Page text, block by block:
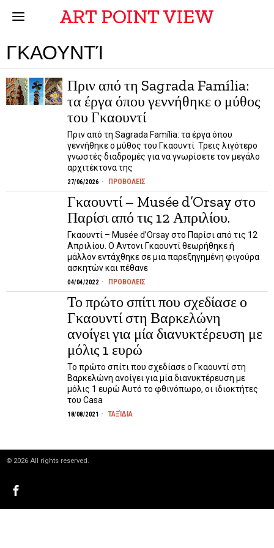
ART POINT VIEW
ΓΚΑΟΥΝΤΊ
Πριν από τη Sagrada Família:
τα έργα όπου γεννήθηκε ο μύθος
του Γκαουντί
Πριν από τη Sagrada Família: τα έργα όπου
γεννήθηκε ο μύθος του Γκαουντί Τρεις λιγότερο
γνωστές διαδρομές για να γνωρίσετε τον μεγάλο
αρχιτέκτονα της
27/06/2026 ΠΡΟΒΟΛΕΙΣ
Γκαουντί – Musée d’Orsay στο
Παρίσι από τις 12 Απριλίου.
Γκαουντί – Musée d’Orsay στο Παρίσι από τις 12
Απριλίου. Ο Αντονι Γκαουντί θεωρήθηκε ή
μάλλον εντάχθηκε σε μια παρεξηγημένη φιγούρα
ασκητών και πέθανε
04/04/2022 ΠΡΟΒΟΛΕΙΣ
Το πρώτο σπίτι που σχεδίασε ο
Γκαουντί στη Βαρκελώνη
ανοίγει για μία διανυκτέρευση με
μόλις 1 ευρώ
Το πρώτο σπίτι που σχεδίασε ο Γκαουντί στη
Βαρκελώνη ανοίγει για μία διανυκτέρευση με
μόλις 1 ευρώ Αυτό το φθινόπωρο, οι ιδιοκτήτες
του Casa
18/08/2021 ΤΑΞΊΔΙΑ
© 2026 All rights reserved.